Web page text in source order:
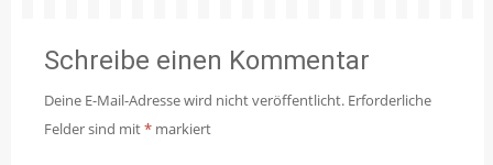
Schreibe einen Kommentar
Deine E-Mail-Adresse wird nicht veröffentlicht. Erforderliche
Felder sind mit* markiert